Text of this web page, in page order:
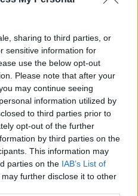
sharing to third parties, or
sensitive information for
use the below opt-out
Please note that after your
may continue seeing
information utilized by
to third parties prior to
opt-out of the further
by third parties on the
This information may
parties on the IAB’s List of
may further disclose it to other
τον μπαμπά μου»: Το
της μεθυσμένης οδηγού
νύφη ώρες μετά
της